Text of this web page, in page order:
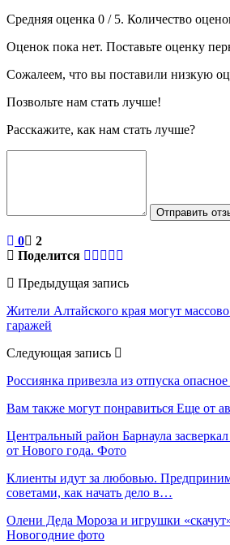
Средняя оценка 0 / 5. Количество
Оценок пока нет. Поставьте оценку
Сожалеем, что вы поставили низкую
Позвольте нам стать лучше!
Расскажите, как нам стать лучше?
Отправить
0
2
Поделится
Предыдущая запись
Жители Алтайского края могут
гаражей
Следующая запись
Россиянка привезла из отпуска
Вам также могут понравиться Еще от
Центральный район Барнаула
от Нового года. Фото
Клиенты идут за любовью.
советами, как начать дело в…
Олени Деда Мороза и игрушки
Новогодние фото